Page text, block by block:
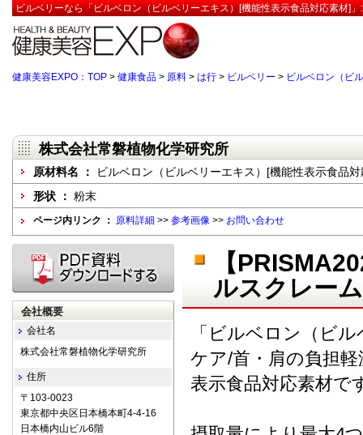
ビルベリーなら「ビルベロン（ビルベリーエキス）[機能性表示食品対応素材]
健康美容EXPO：TOP > 健康食品 > 原料 > は行 > ビルベリー > ビルベロン（ビ
株式会社常磐植物化学研究所
原材料名 ：
ビルベロン（ビルベリーエキス）[機能性表示食品
形状 ： 粉末
ページ内リンク ： 原料詳細 >> 参考画像 >> お問い合わせ
【
ルスクレー
「ビルベロン（ビ
ケア/首・肩の負担
表示食品対応素材で
会社概要
会社名
株式会社常磐植物化学研究所
住所
〒103-0023
東京都中央区日本橋本町4-4-16
日本橋内山ビル6階